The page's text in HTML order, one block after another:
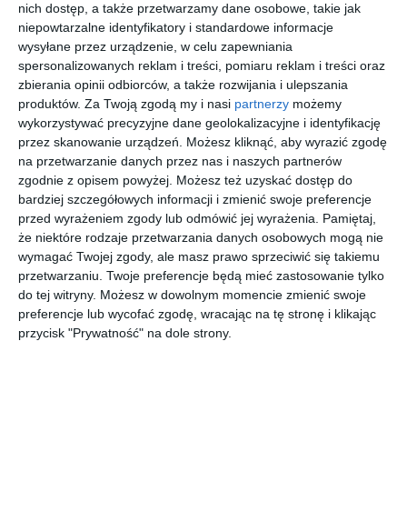
nich dostęp, a także przetwarzamy dane osobowe, takie jak
niepowtarzalne identyfikatory i standardowe informacje
wysyłane przez urządzenie, w celu zapewniania
spersonalizowanych reklam i treści, pomiaru reklam i treści oraz
zbierania opinii odbiorców, a także rozwijania i ulepszania
produktów. Za Twoją zgodą my i nasi partnerzy możemy
wykorzystywać precyzyjne dane geolokalizacyjne i identyfikację
przez skanowanie urządzeń. Możesz kliknąć, aby wyrazić zgodę
na przetwarzanie danych przez nas i naszych partnerów
zgodnie z opisem powyżej. Możesz też uzyskać dostęp do
bardziej szczegółowych informacji i zmienić swoje preferencje
przed wyrażeniem zgody lub odmówić jej wyrażenia.
Pamiętaj,
że niektóre rodzaje przetwarzania danych osobowych mogą nie
wymagać Twojej zgody, ale masz prawo sprzeciwić się takiemu
przetwarzaniu. Twoje preferencje będą mieć zastosowanie tylko
do tej witryny. Możesz w dowolnym momencie zmienić swoje
preferencje lub wycofać zgodę, wracając na tę stronę i klikając
przycisk "Prywatność" na dole strony.
INSPIRACJA
Nowoczesny salon na
poddaszu z narożnikiem
Nowoczesny salon na poddaszu z narożnikiem i oknami
balkonowymi marki Fakro.
AUTOR:FAKRO